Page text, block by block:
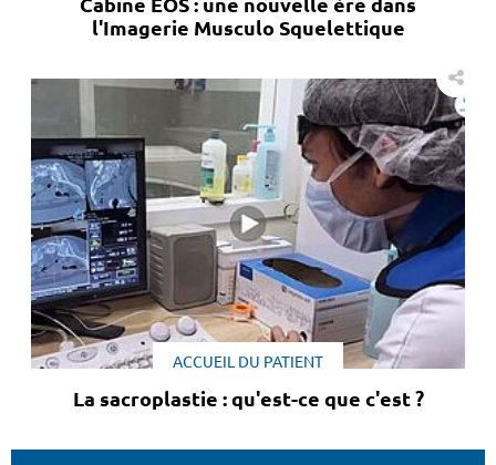
l'Imagerie Musculo Squelettique
ACCUEIL DU PATIENT
La sacroplastie : qu'est-ce que c'est ?